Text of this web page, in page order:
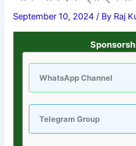
September 10, 2024/ By Raj
WhatsApp Channel
Telegram Group